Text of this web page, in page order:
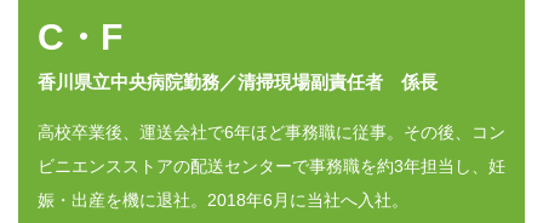
C・F
香川県立中央病院勤務／清掃現場副責任者 係長
高校卒業後、運送会社で6年ほど事務職に従事。その後、コン
ビニエンスストアの配送センターで事務職を約3年担当し、妊
娠・出産を機に退社。2018年6月に当社へ入社。